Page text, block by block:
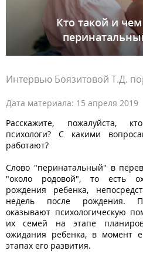
Кто такой и
Интервью Боязитовой Т.Д.
Дата материала: 15 апреля 2019
Расскажите, пожалуйста,
психологи? С какими
работают?
Слово "перинатальный" в
"около родовой", то есть
рождения ребенка,
недель после рождения.
оказывают психологическую
их семей на этапе
ожидания ребенка, в момент
этапах его развития.